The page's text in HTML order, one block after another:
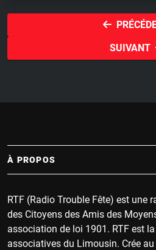
SUIVANT
À PROPOS
RTF (Radio Trouble Fête) est une
des Citoyens des Amis des
association de loi 1901. RTF est
associatives du Limousin. Crée